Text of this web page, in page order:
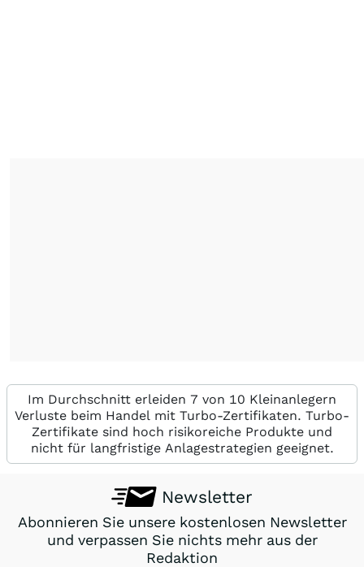
Im Durchschnitt erleiden 7 von 10 Kleinanlegern
Verluste beim Handel mit Turbo-Zertifikaten. Turbo-
Zertifikate sind hoch risikoreiche Produkte und
nicht für langfristige Anlagestrategien geeignet.
Newsletter
Abonnieren Sie unsere kostenlosen Newsletter
und verpassen Sie nichts mehr aus der
Redaktion